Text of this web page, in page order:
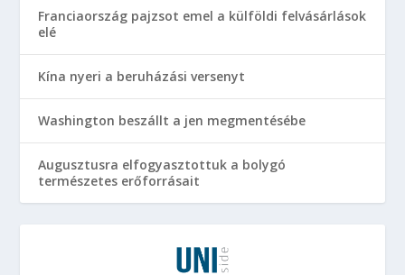
Franciaország pajzsot emel a külföldi felvásárlások
elé
Kína nyeri a beruházási versenyt
Washington beszállt a jen megmentésébe
Augusztusra elfogyasztottuk a bolygó
természetes erőforrásait